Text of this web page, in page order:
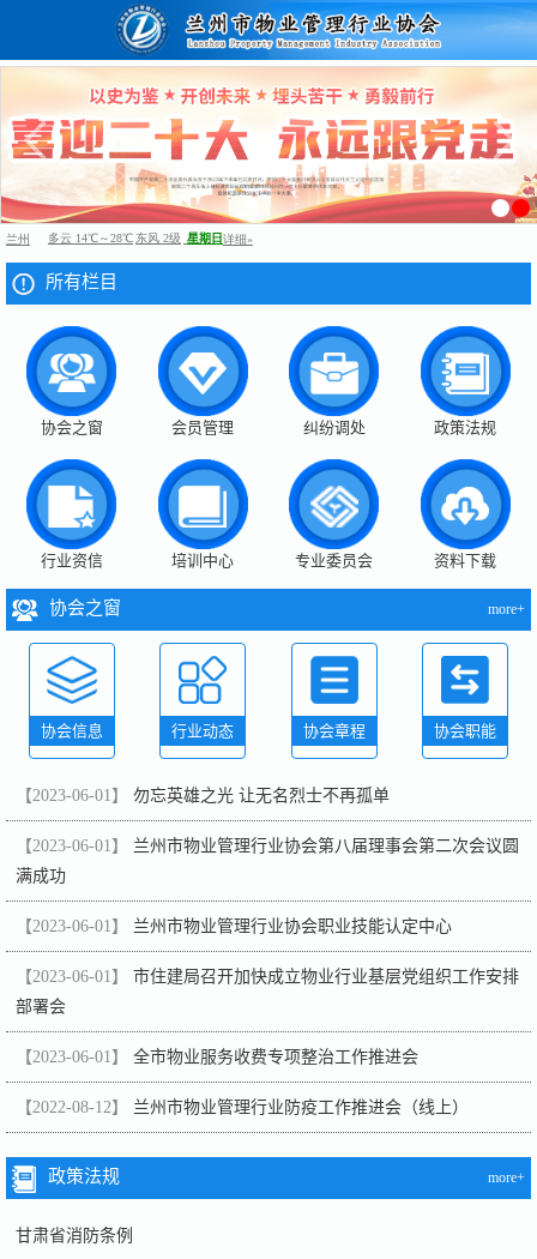
所有栏目
协会之窗 会员管理 纠纷调处 政策法规
行业资信 培训中心 专业委员会 资料下载
协会之窗 more+
协会信息 行业动态 协会章程 协会职能
【2023-06-01】 勿忘英雄之光 让无名烈士不再孤单
【2023-06-01】
兰州市物业管理行业协会第八届理事会第二次会议圆
满成功
【2023-06-01】 兰州市物业管理行业协会职业技能认定中心
【2023-06-01】
市住建局召开加快成立物业行业基层党组织工作安排
部署会
【2023-06-01】 全市物业服务收费专项整治工作推进会
【2022-08-12】 兰州市物业管理行业防疫工作推进会（线上）
政策法规 more+
甘肃省消防条例